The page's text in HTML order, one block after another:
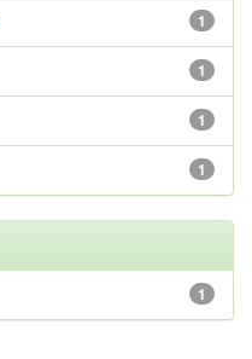
1
1
1
1
1